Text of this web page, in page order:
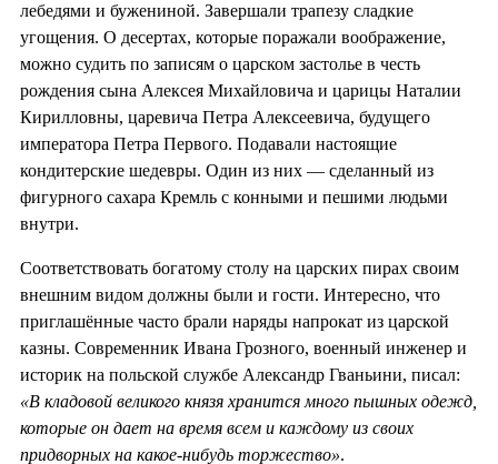
лебедями и бужениной. Завершали трапезу сладкие
угощения. О десертах, которые поражали воображение,
можно судить по записям о царском застолье в честь
рождения сына Алексея Михайловича и царицы Наталии
Кирилловны, царевича Петра Алексеевича, будущего
императора Петра Первого. Подавали настоящие
кондитерские шедевры. Один из них — сделанный из
фигурного сахара Кремль с конными и пешими людьми
внутри.
Соответствовать богатому столу на царских пирах своим
внешним видом должны были и гости. Интересно, что
приглашённые часто брали наряды напрокат из царской
казны. Современник Ивана Грозного, военный инженер и
историк на польской службе Александр Гваньини, писал:
«В кладовой великого князя хранится много пышных одежд,
которые он дает на время всем и каждому из своих
придворных на какое-нибудь торжество».